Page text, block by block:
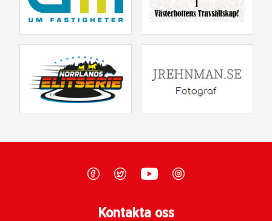
Kontakta oss